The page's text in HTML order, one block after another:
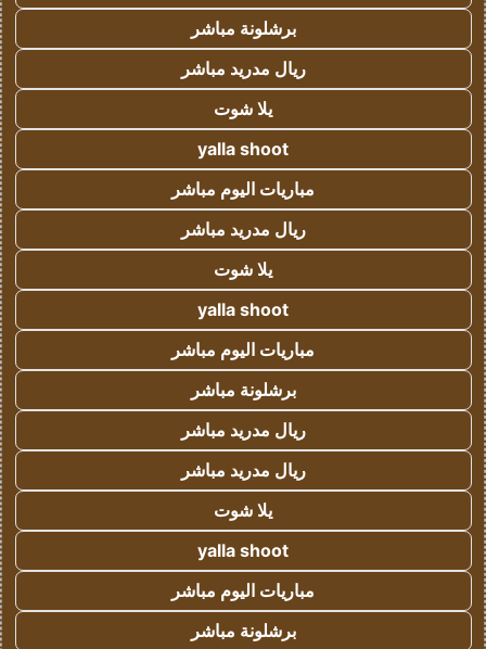
برشلونة مباشر
ريال مدريد مباشر
يلا شوت
yalla shoot
مباريات اليوم مباشر
ريال مدريد مباشر
يلا شوت
yalla shoot
مباريات اليوم مباشر
برشلونة مباشر
ريال مدريد مباشر
ريال مدريد مباشر
يلا شوت
yalla shoot
مباريات اليوم مباشر
برشلونة مباشر